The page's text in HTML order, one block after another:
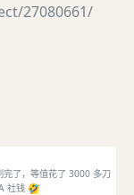
27080661/
了，等值花了 3000 多刀
社钱 🤣